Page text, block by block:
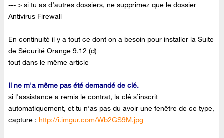
--- > si tu as d’autres dossiers, ne supprimez que le dossier
Antivirus Firewall
En continuité il y a tout ce dont on a besoin pour installer la Suite
de Sécurité Orange 9.12 (d)
tout dans le même article
Il ne m'a même pas été demandé de clé.
si l'assistance a remis le contrat, la clé s’inscrit
automatiquement, et tu n’as pas du avoir une fenêtre de ce type,
capture :http://i.imgur.com/Wb2GS9M.jpg